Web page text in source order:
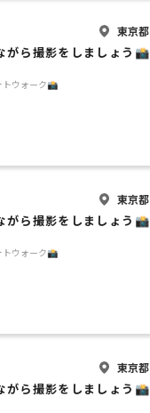
東京都
がら撮影をしましょう📸
トウォーク📸
東京都
がら撮影をしましょう📸
トウォーク📸
東京都
がら撮影をしましょう📸